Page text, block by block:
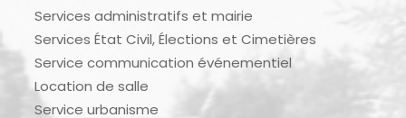
Services administratifs et mairie
Services État Civil, Élections et Cimetières
Service communication événementiel
Location de salle
Service urbanisme